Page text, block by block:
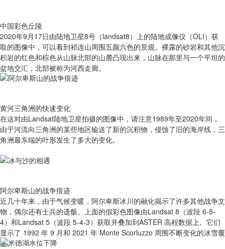
中国彩色丘陵
2020年9月17日由陆地卫星8号（landsat8）上的陆地成像仪（OLI）获
取的图像中，可以看到祁连山周围五颜六色的景观。裸露的砂岩和其他沉
积岩的红色和棕色从山脉北部的山麓凸现出来，山脉在那里与一个平坦的
盆地交汇，北部被称为河西走廊。
黄河三角洲的快速变化
在这对由Landsat陆地卫星拍摄的图像中，请注意1989年至2020年间，
由于河流向三角洲的某些地区输送了新的沉积物，侵蚀了旧的海岸线，三
角洲最东端的叶形发生了多大的变化。
阿尔卑斯山的战争痕迹
近几十年来，由于气候变暖，阿尔卑斯冰川的融化揭示了许多其他战争文
物，偶尔还有士兵的遗骸。上面的假彩色图像由Landsat 8（波段 6-5-
4）和Landsat 5（波段 5-4-3）获取并叠加到ASTER 高程数据上。它们
显示了 1992 年 9 月和 2021 年 Monte Scorluzzo 周围不断变化的冰雪覆
盖。